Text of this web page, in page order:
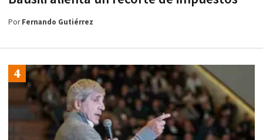
PorFernando Gutiérrez